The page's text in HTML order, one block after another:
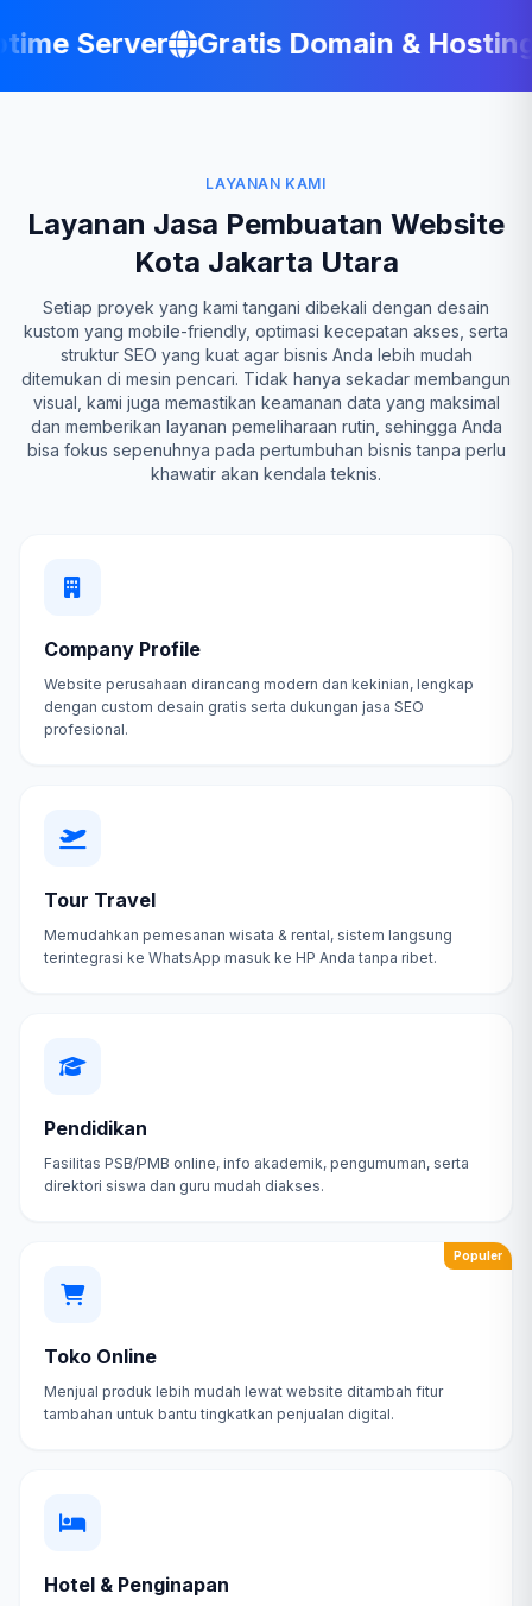
Server Gratis Domain & Hosting
LAYANAN KAMI
Layanan Jasa Pembuatan Website
Kota Jakarta Utara
Setiap proyek yang kami tangani dibekali dengan desain
kustom yang mobile-friendly, optimasi kecepatan akses, serta
struktur SEO yang kuat agar bisnis Anda lebih mudah
ditemukan di mesin pencari. Tidak hanya sekadar membangun
visual, kami juga memastikan keamanan data yang maksimal
dan memberikan layanan pemeliharaan rutin, sehingga Anda
bisa fokus sepenuhnya pada pertumbuhan bisnis tanpa perlu
khawatir akan kendala teknis.
Company Profile
Website perusahaan dirancang modern dan kekinian, lengkap
dengan custom desain gratis serta dukungan jasa SEO
profesional.
Tour Travel
Memudahkan pemesanan wisata & rental, sistem langsung
terintegrasi ke WhatsApp masuk ke HP Anda tanpa ribet.
Pendidikan
Fasilitas PSB/PMB online, info akademik, pengumuman, serta
direktori siswa dan guru mudah diakses.
Populer
Toko Online
Menjual produk lebih mudah lewat website ditambah fitur
tambahan untuk bantu tingkatkan penjualan digital.
Hotel & Penginapan